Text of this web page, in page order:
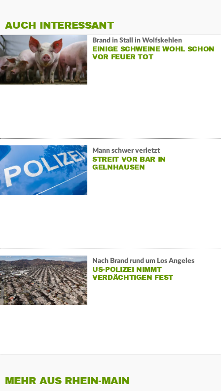
AUCH INTERESSANT
Brand in Stall in Wolfskehlen
EINIGE SCHWEINE WOHL SCHON
VOR FEUER TOT
Mann schwer verletzt
STREIT VOR BAR IN
GELNHAUSEN
Nach Brand rund um Los Angeles
US-POLIZEI NIMMT
VERDÄCHTIGEN FEST
MEHR AUS RHEIN-MAIN